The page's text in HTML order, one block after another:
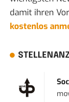
damit ihren
kostenlos